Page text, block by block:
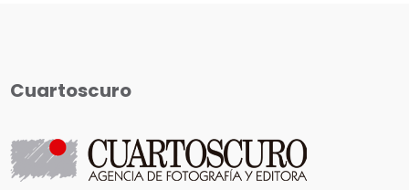
Cuartoscuro